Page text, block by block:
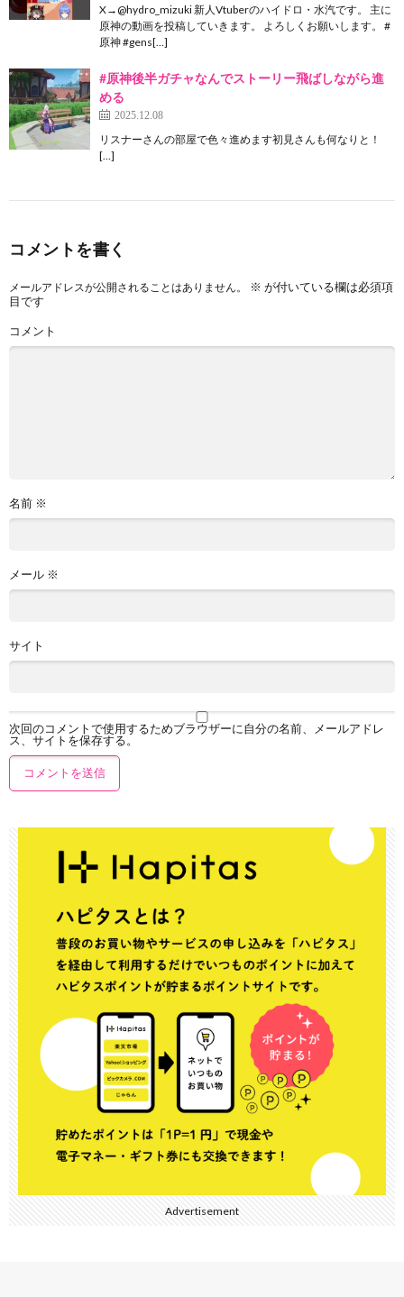
X→@hydro_mizuki 新人Vtuberのハイドロ・水汽です。 主に
原神の動画を投稿していきます。 よろしくお願いします。 #
原神 #gens[…]
#原神後半ガチャなんでストーリー飛ばしながら進
める
2025.12.08
リスナーさんの部屋で色々進めます初見さんも何なりと！
[…]
コメントを書く
メールアドレスが公開されることはありません。 ※ が付いている欄は必須項
目です
コメント
名前 ※
メール ※
サイト
次回のコメントで使用するためブラウザーに自分の名前、メールアドレ
ス、サイトを保存する。
Advertisement